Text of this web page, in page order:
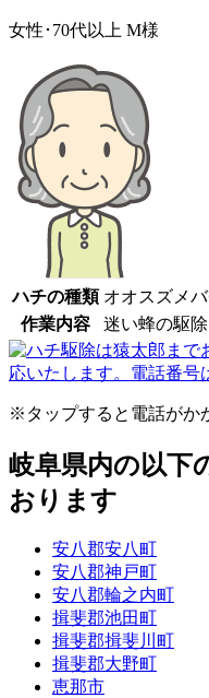
女性･70代以上 M様
ハチの種類 オオスズメ
作業内容
迷い蜂の駆除
※タップすると電話がか
岐阜県内の以下
おります
安八郡安八町
安八郡神戸町
安八郡輪之内町
揖斐郡池田町
揖斐郡揖斐川町
揖斐郡大野町
恵那市